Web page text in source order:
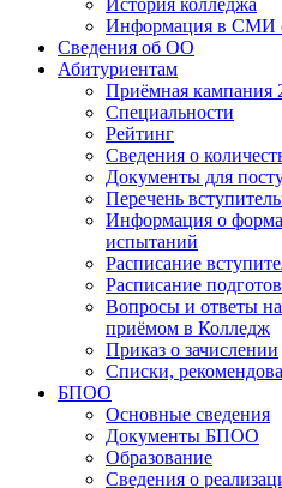
История колледжа
Информация в СМИ
Сведения об ОО
Абитуриентам
Приёмная кампания
Специальности
Рейтинг
Сведения о
Документы для
Перечень
Информация о
испытаний
Расписание
Расписание
Вопросы и ответы
приёмом в Колледж
Приказ о зачислении
Списки,
БПОО
Основные сведения
Документы БПОО
Образование
Сведения о